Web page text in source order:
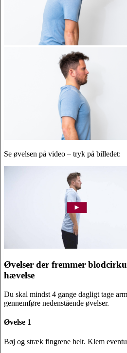
Se øvelsen på video – tryk på billedet:
Øvelser der fremmer
hævelse
Du skal mindst 4 gange dagligt tage
gennemføre nedenstående øvelser.
Øvelse 1
Bøj og stræk fingrene helt. Klem